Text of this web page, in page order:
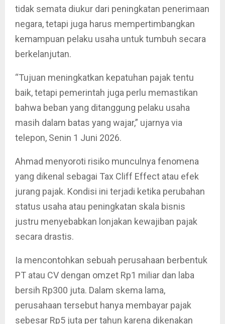
tidak semata diukur dari peningkatan penerimaan
negara, tetapi juga harus mempertimbangkan
kemampuan pelaku usaha untuk tumbuh secara
berkelanjutan.
“Tujuan meningkatkan kepatuhan pajak tentu
baik, tetapi pemerintah juga perlu memastikan
bahwa beban yang ditanggung pelaku usaha
masih dalam batas yang wajar,” ujarnya via
telepon, Senin 1 Juni 2026.
Ahmad menyoroti risiko munculnya fenomena
yang dikenal sebagai Tax Cliff Effect atau efek
jurang pajak. Kondisi ini terjadi ketika perubahan
status usaha atau peningkatan skala bisnis
justru menyebabkan lonjakan kewajiban pajak
secara drastis.
Ia mencontohkan sebuah perusahaan berbentuk
PT atau CV dengan omzet Rp1 miliar dan laba
bersih Rp300 juta. Dalam skema lama,
perusahaan tersebut hanya membayar pajak
sebesar Rp5 juta per tahun karena dikenakan